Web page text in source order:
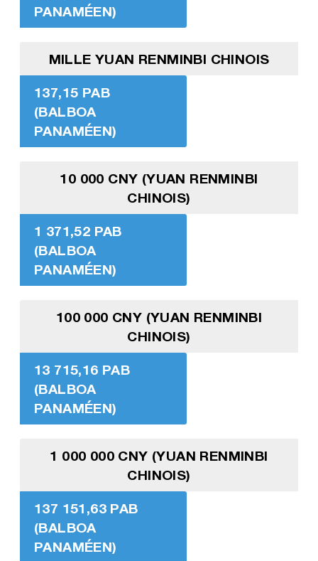
PANAMÉEN)
MILLE YUAN RENMINBI CHINOIS
137,15 PAB
(BALBOA
PANAMÉEN)
10 000 CNY (YUAN RENMINBI
CHINOIS)
1 371,52 PAB
(BALBOA
PANAMÉEN)
100 000 CNY (YUAN RENMINBI
CHINOIS)
13 715,16 PAB
(BALBOA
PANAMÉEN)
1 000 000 CNY (YUAN RENMINBI
CHINOIS)
137 151,63 PAB
(BALBOA
PANAMÉEN)